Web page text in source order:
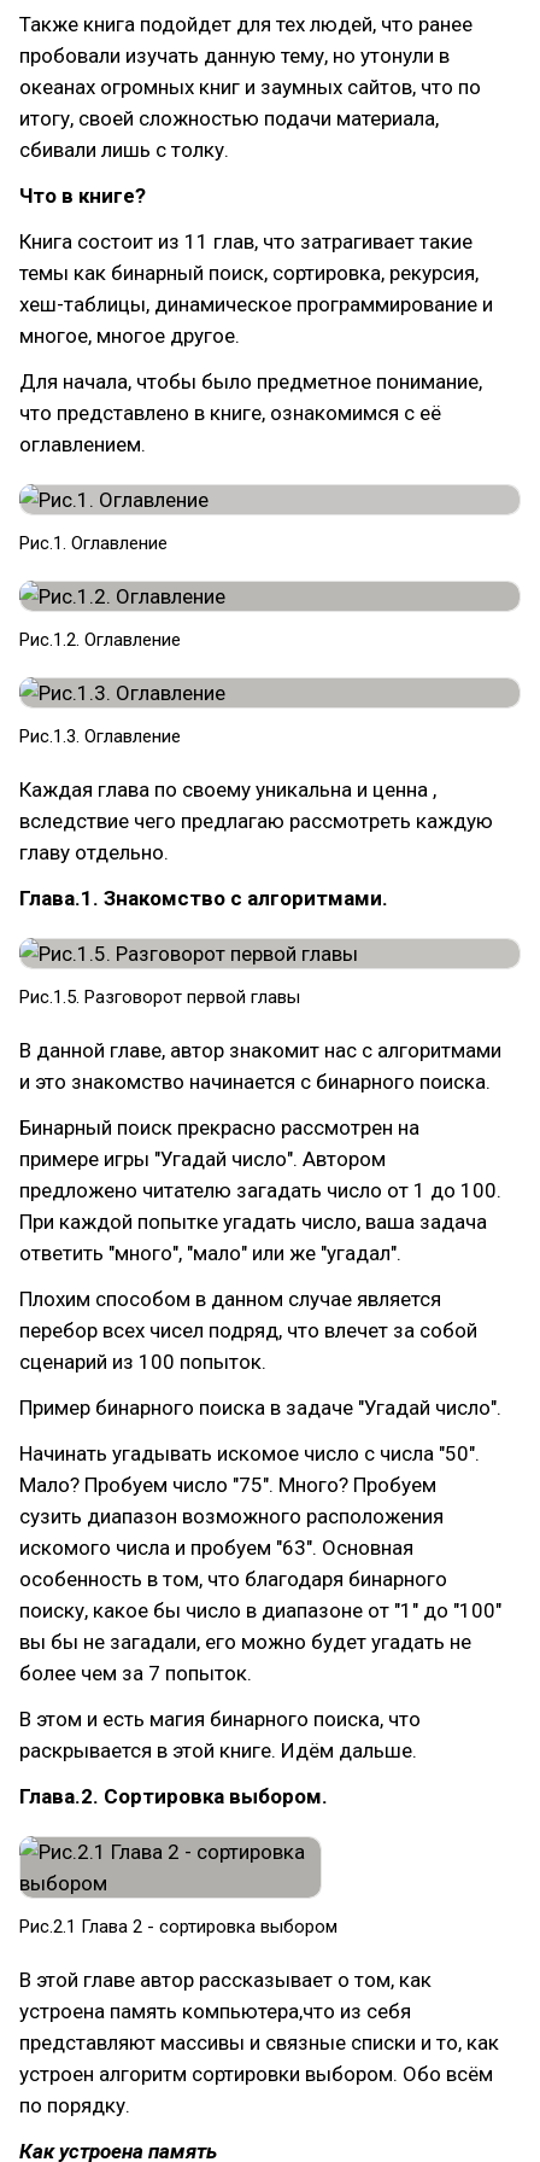
Также книга подойдет для тех людей, что ранее
пробовали изучать данную тему, но утонули в
океанах огромных книг и заумных сайтов, что по
итогу, своей сложностью подачи материала,
сбивали лишь с толку.
Что в книге?
Книга состоит из 11 глав, что затрагивает такие
темы как бинарный поиск, сортировка, рекурсия,
хеш-таблицы, динамическое программирование и
многое, многое другое.
Для начала, чтобы было предметное понимание,
что представлено в книге, ознакомимся с её
оглавлением.
Рис.1. Оглавление
Рис.1.2. Оглавление
Рис.1.3. Оглавление
Каждая глава по своему уникальна и ценна ,
вследствие чего предлагаю рассмотреть каждую
главу отдельно.
Глава.1. Знакомство с алгоритмами.
Рис.1.5. Разговорот первой главы
В данной главе, автор знакомит нас с алгоритмами
и это знакомство начинается с бинарного поиска.
Бинарный поиск прекрасно рассмотрен на
примере игры "Угадай число". Автором
предложено читателю загадать число от 1 до 100.
При каждой попытке угадать число, ваша задача
ответить "много", "мало" или же "угадал".
Плохим способом в данном случае является
перебор всех чисел подряд, что влечет за собой
сценарий из 100 попыток.
Пример бинарного поиска в задаче "Угадай число".
Начинать угадывать искомое число с числа "50".
Мало? Пробуем число "75". Много? Пробуем
сузить диапазон возможного расположения
искомого числа и пробуем "63". Основная
особенность в том, что благодаря бинарного
поиску, какое бы число в диапазоне от "1" до "100"
вы бы не загадали, его можно будет угадать не
более чем за 7 попыток.
В этом и есть магия бинарного поиска, что
раскрывается в этой книге. Идём дальше.
Глава.2. Сортировка выбором.
Рис.2.1 Глава 2 - сортировка выбором
В этой главе автор рассказывает о том, как
устроена память компьютера,что из себя
представляют массивы и связные списки и то, как
устроен алгоритм сортировки выбором. Обо всём
по порядку.
Как устроена память